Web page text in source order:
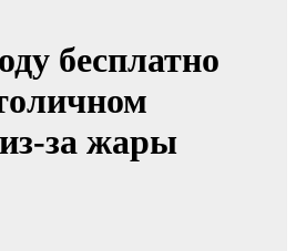
бесплатно
за жары